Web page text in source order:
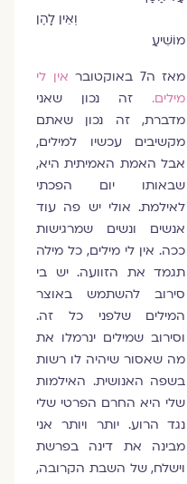
וְאֵין לָהֶן
מוֹשִׁיעַ
מאז ה7 באוקטובר
אין לי
מילים.זה נכון שאני
מדברת, זה נכון שאתם
מקשיבים עכשיו למילים,
אבל האמת האמיתית היא,
שבאותו יום הפכתי
לאילמת. אולי יש פה עוד
אנשים ונשים שמרגישות
ככה. אין לי מילים, כל מילה
תגמד את הזוועה. יש בי
סירוב להשתמש באוצר
המילים שלפני כל זה.
וסירוב שמילים ינרמלו את
מה שאסור שיהיה לו רשות
בשפה האנושית. האילמות
שלי היא החרם הפרטי שלי
נגד הרוע. יותר ויותר אני
מבינה את דינה בפרשת
וישלח, של השבת הקרובה,